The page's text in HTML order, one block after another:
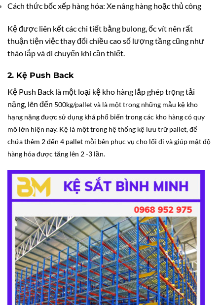
Cách thức bốc xếp hàng hóa: Xe nâng hàng hoặc thủ công
Kệ được liên kết các chi tiết bằng bulong, ốc vít nên rất
thuận tiện việc thay đổi chiều cao số lượng tầng cũng như
tháo lắp và di chuyển khi cần thiết.
2. Kệ Push Back
Kệ Push Back là một loại kệ kho hàng lắp ghép trọng tải
nặng, lên đến 500kg/pallet và là một trong những mẫu kệ kho
hạng nặng được sử dụng khá phổ biến trong các kho hàng có quy
mô lớn hiện nay. Kệ là một trong hệ thống kệ lưu trữ pallet, để
chứa thêm 2 đến 4 pallet mỗi bên phục vụ cho lối đi và giúp mật độ
hàng hóa được tăng lên 2 -3 lần.